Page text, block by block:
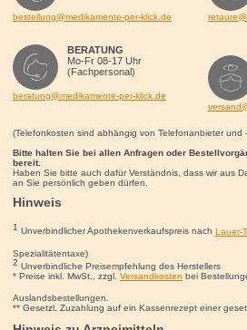
bestellung@medikamente-per-klick.de
BERATUNG
Mo-Fr 08-17 Uhr
(Fachpersonal)
beratung@medikamente-per-klick.de
(Telefonkosten sind abhängig von Telefonanbieter und
Bitte halten Sie bei allen Anfragen oder
bereit.
Haben Sie bitte auch dafür Verständnis, dass wir aus
an Sie persönlich geben dürfen.
Hinweis
1 Unverbindlicher Apothekenverkaufspreis nach Lauer-
Spezialitätentaxe)
2 Unverbindliche Preisempfehlung des Herstellers
* Preise inkl. MwSt., zzgl. Versandkosten bei
Auslandsbestellungen.
** Gesetzl. Zuzahlung auf ein Kassenrezept einer